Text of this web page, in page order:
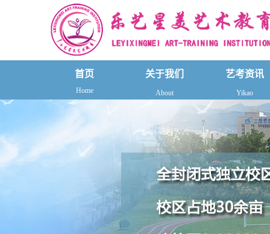
首页
Home
关于我们
About
艺考资讯
Yikao